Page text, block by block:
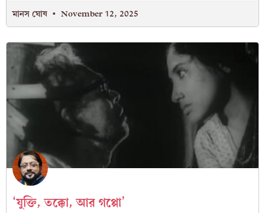
মানস ঘোষ November 12, 2025
‘যুক্তি, তক্কো, আর গপ্পো’